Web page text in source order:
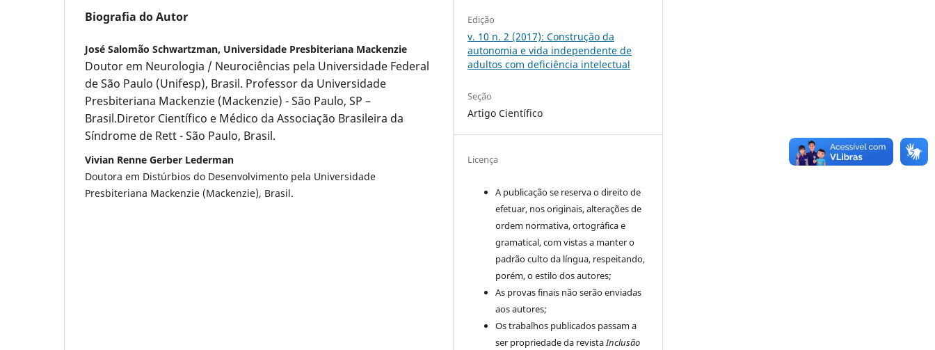
Biografia do Autor
José Salomão Schwartzman, Universidade Presbiteriana Mackenzie
Doutor em Neurologia / Neurociências pela Universidade Federal
de São Paulo (Unifesp), Brasil. Professor da Universidade
Presbiteriana Mackenzie (Mackenzie) - São Paulo, SP –
Brasil.Diretor Científico e Médico da Associação Brasileira da
Síndrome de Rett - São Paulo, Brasil.
Vivian Renne Gerber Lederman
Doutora em Distúrbios do Desenvolvimento pela Universidade
Presbiteriana Mackenzie (Mackenzie), Brasil.
Edição
v. 10 n. 2 (2017): Construção da
autonomia e vida independente de
adultos com deficiência intelectual
Seção
Artigo Científico
Licença
A publicação se reserva o direito de
efetuar, nos originais, alterações de
ordem normativa, ortográfica e
gramatical, com vistas a manter o
padrão culto da língua, respeitando,
porém, o estilo dos autores;
As provas finais não serão enviadas
aos autores;
Os trabalhos publicados passam a
ser propriedade da revistaInclusão